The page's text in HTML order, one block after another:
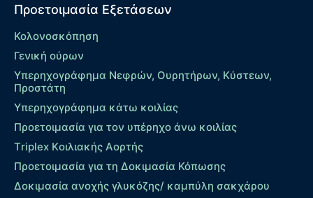
Προετοιμασία Εξετάσεων
Κολονοσκόπηση
Γενική ούρων
Υπερηχογράφημα Νεφρών, Ουρητήρων, Κύστεων,
Προστάτη
Υπερηχογράφημα κάτω κοιλίας
Προετοιμασία για τον υπέρηχο άνω κοιλίας
Τriplex Kοιλιακής Αορτής
Προετοιμασία για τη Δοκιμασία Κόπωσης
Δοκιμασία ανοχής γλυκόζης/ καμπύλη σακχάρου